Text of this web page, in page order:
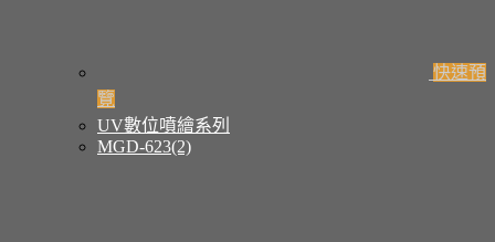
快速預
覽
UV數位噴繪系列
MGD-623(2)